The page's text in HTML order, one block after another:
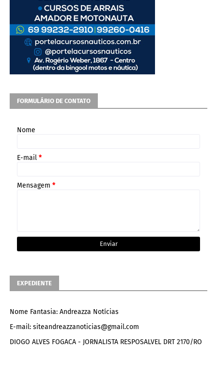
FORMULÁRIO DE CONTATO
Nome
E-mail *
Mensagem *
EXPEDIENTE
Nome Fantasia: Andreazza Notícias
E-mail: siteandreazzanoticias@gmail.com
DIOGO ALVES FOGACA - JORNALISTA RESPOSALVEL DRT 2170/RO